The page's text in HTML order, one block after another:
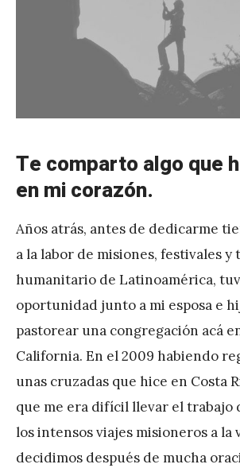
Te comparto algo que
en mi corazón.
Años atrás, antes de dedicarme
a la labor de misiones, festivales y
humanitario de Latinoamérica,
oportunidad junto a mi esposa e
pastorear una congregación acá
California. En el 2009 habiendo
unas cruzadas que hice en Costa
que me era difícil llevar el trabajo
los intensos viajes misioneros a la
decidimos después de mucha